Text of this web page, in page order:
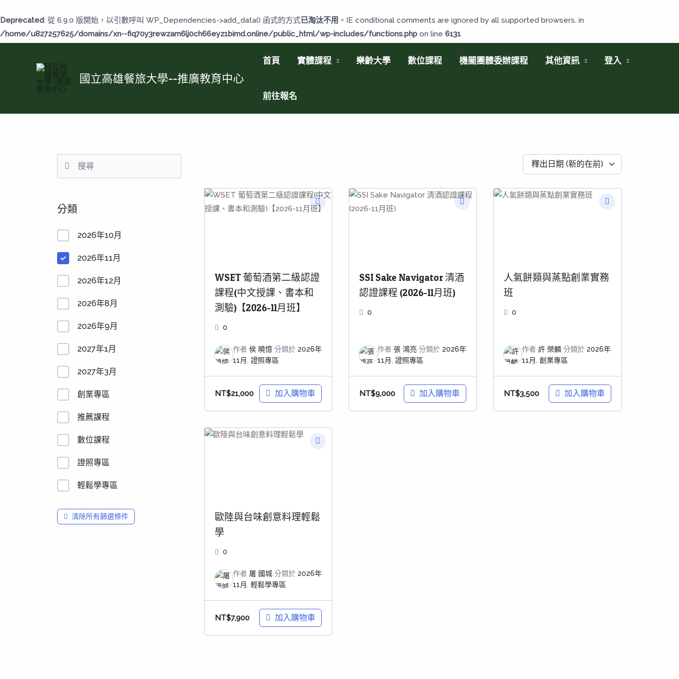
Deprecated: 從 6.9.0 版開始，以引數呼叫 WP_Dependencies->add_data() 函式的方式已淘汰不用 。IE conditional comments are ignored by all supported browsers. in
/home/u827257625/domains/xn--fiq70y3rewzam6lj0ch66eyz1bimd.online/public_html/wp-includes/functions.php on line 6131
至
主
國立高雄餐旅大學--推廣教育中心
首頁 實體課程 樂齡大學 數位課程 機關團體委辦課程 其他資訊 登入
前往報名
分類
2026年10月
2026年11月
2026年12月
2026年8月
2026年9月
2027年1月
2027年3月
創業專區
推薦課程
數位課程
證照專區
輕鬆學專區
清除所有篩選條件
WSET 葡萄酒第二級認證
課程(中文授課、書本和
測驗)【2026-11月班】
0
作者 侯 曉憶分類於 2026年
11月
證照專區
NT$21,000 加入購物車
SSI Sake Navigator 清酒
認證課程 (2026-11月班)
0
作者張 鴻亮 分類於 2026年
11月
,證照專區
NT$9,000 加入購物車
人氣餅類與蒸點創業實務
班
0
作者許 榮麟 分類於 2026年
11月
,創業專區
NT$3,500 加入購物車
歐陸與台味創意料理輕鬆
學
0
作者 屠 國城分類於 2026年
11月
輕鬆學專區
NT$7,900 加入購物車